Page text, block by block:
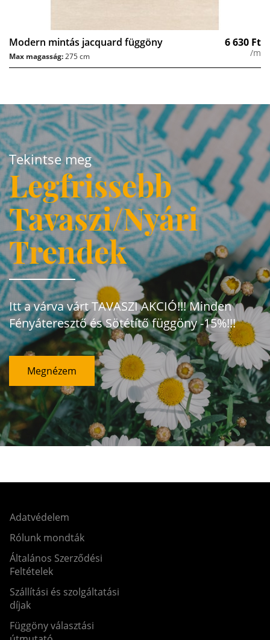
Modern mintás jacquard függöny 6 630 Ft
/m
Max magasság:275 cm
Tekintse meg
Legfrissebb
Tavaszi/Nyári
Trendek
Itt a várva várt TAVASZI AKCIÓ!!! Minden
Fényáteresztő és Sötétítő függöny -15%!!!
Megnézem
Adatvédelem
Rólunk mondták
Általános Szerződési
Feltételek
Szállítási és szolgáltatási
díjak
Függöny választási